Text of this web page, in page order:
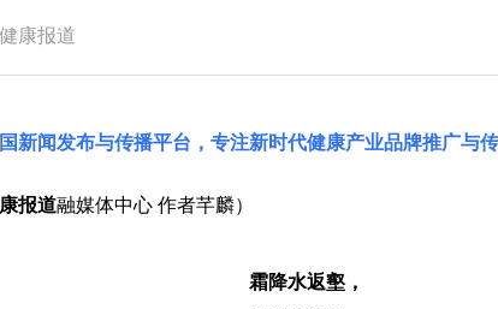
康报道
新闻发布与传播平台，专注新时代健康产业品牌推广与
报道融媒体中心 作者芊麟）
霜降水返壑，